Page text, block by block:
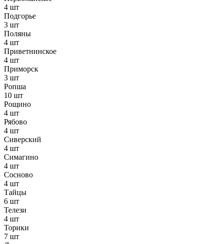
4 шт
Подгорье
3 шт
Поляны
4 шт
Приветнинское
4 шт
Приморск
3 шт
Ропша
10 шт
Рощино
4 шт
Рябово
4 шт
Сиверский
4 шт
Симагино
4 шт
Сосново
4 шт
Тайцы
6 шт
Телези
4 шт
Торики
7 шт